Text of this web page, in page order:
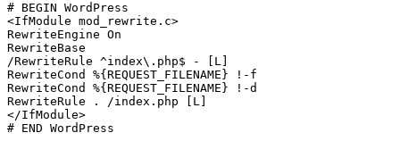
# BEGIN WordPress
<IfModule mod_rewrite.c>
RewriteEngine On
RewriteBase
/RewriteRule ^index\.php$ - [L]
RewriteCond %{REQUEST_FILENAME} !-f
RewriteCond %{REQUEST_FILENAME} !-d
RewriteRule . /index.php [L]
</IfModule>
# END WordPress